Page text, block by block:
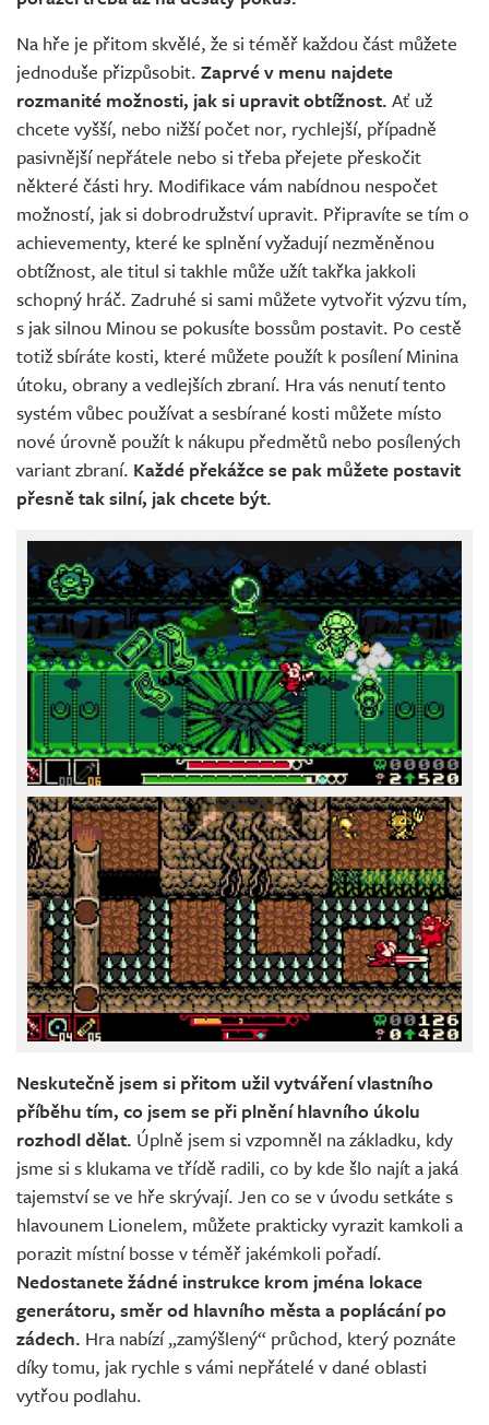
Na hře je přitom skvělé, že si téměř každou část můžete
jednoduše přizpůsobit. Zaprvé v menu najdete
rozmanité možnosti, jak si upravit obtížnost. Ať už
chcete vyšší, nebo nižší počet nor, rychlejší, případně
pasivnější nepřátele nebo si třeba přejete přeskočit
některé části hry. Modifikace vám nabídnou nespočet
možností, jak si dobrodružství upravit. Připravíte se tím o
achievementy, které ke splnění vyžadují nezměněnou
obtížnost, ale titul si takhle může užít takřka jakkoli
schopný hráč. Zadruhé si sami můžete vytvořit výzvu tím,
s jak silnou Minou se pokusíte bossům postavit. Po cestě
totiž sbíráte kosti, které můžete použít k posílení Minina
útoku, obrany a vedlejších zbraní. Hra vás nenutí tento
systém vůbec používat a sesbírané kosti můžete místo
nové úrovně použít k nákupu předmětů nebo posílených
variant zbraní. Každé překážce se pak můžete postavit
přesně tak silní, jak chcete být.
Neskutečně jsem si přitom užil vytváření vlastního
příběhu tím, co jsem se při plnění hlavního úkolu
rozhodl dělat. Úplně jsem si vzpomněl na základku, kdy
jsme si s klukama ve třídě radili, co by kde šlo najít a jaká
tajemství se ve hře skrývají. Jen co se v úvodu setkáte s
hlavounem Lionelem, můžete prakticky vyrazit kamkoli a
porazit místní bosse v téměř jakémkoli pořadí.
Nedostanete žádné instrukce krom jména lokace
generátoru, směr od hlavního města a poplácání po
zádech. Hra nabízí „zamýšlený“ průchod, který poznáte
díky tomu, jak rychle s vámi nepřátelé v dané oblasti
vytřou podlahu.